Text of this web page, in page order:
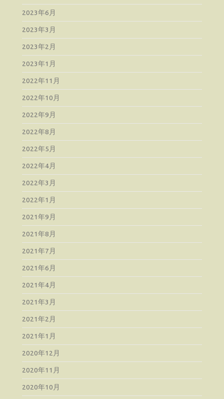
2023年6月
2023年3月
2023年2月
2023年1月
2022年11月
2022年10月
2022年9月
2022年8月
2022年5月
2022年4月
2022年3月
2022年1月
2021年9月
2021年8月
2021年7月
2021年6月
2021年4月
2021年3月
2021年2月
2021年1月
2020年12月
2020年11月
2020年10月